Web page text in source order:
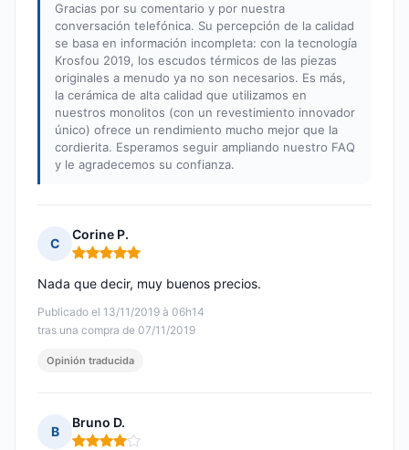
Gracias por su comentario y por nuestra
conversación telefónica. Su percepción de la calidad
se basa en información incompleta: con la tecnología
Krosfou 2019, los escudos térmicos de las piezas
originales a menudo ya no son necesarios. Es más,
la cerámica de alta calidad que utilizamos en
nuestros monolitos (con un revestimiento innovador
único) ofrece un rendimiento mucho mejor que la
cordierita. Esperamos seguir ampliando nuestro FAQ
y le agradecemos su confianza.
C
Corine P.
Nota: 5 de 5
Publicado el 13/11/2019 à 06h14
tras una compra de 07/11/2019
Nada que decir, muy buenos precios.
Opinión traducida
B
Bruno D.